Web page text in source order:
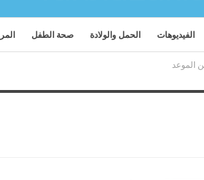
الفيديوهات الحمل والولادة صحة الطفل
الموعد